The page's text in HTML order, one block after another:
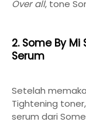
Over all, tone
2. Some By
Serum
Setelah
Tightening
serum dari